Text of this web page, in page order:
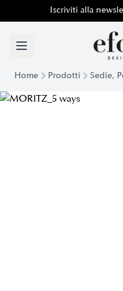
Iscriviti alla
Home Prodotti Sedie,
Poltrona direzionale Moritz